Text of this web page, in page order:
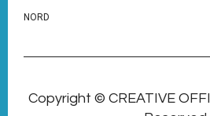
NORD
Copyright © CREATIVE